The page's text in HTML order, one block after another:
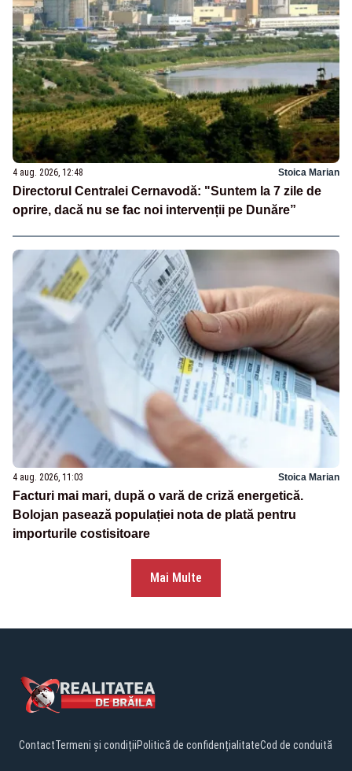
4 aug. 2026, 12:48 Stoica Marian
Directorul Centralei Cernavodă: "Suntem la 7 zile de
oprire, dacă nu se fac noi intervenții pe Dunăre”
4 aug. 2026, 11:03 Stoica Marian
Facturi mai mari, după o vară de criză energetică.
Bolojan pasează populației nota de plată pentru
importurile costisitoare
Mai Multe
ContactTermeni și condițiiPolitică de confidențialitateCod de conduită